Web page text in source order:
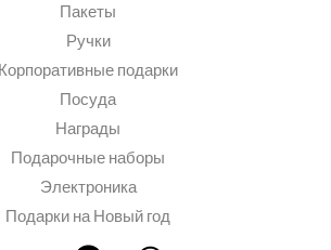
Пакеты
Ручки
Корпоративные подарки
Посуда
Награды
Подарочные наборы
Электроника
Подарки на Новый год